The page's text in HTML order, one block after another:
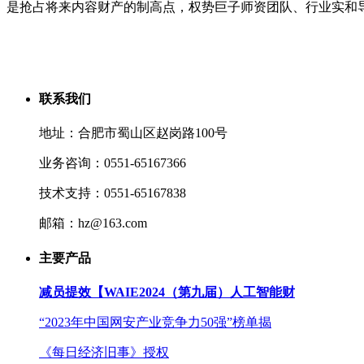
是抢占将来内容财产的制高点，权势巨子师资团队、行业实和
联系我们
地址：合肥市蜀山区赵岗路100号
业务咨询：0551-65167366
技术支持：0551-65167838
邮箱：hz@163.com
主要产品
减员提效【WAIE2024（第九届）人工智能财
“2023年中国网安产业竞争力50强”榜单揭
《每日经济旧事》授权